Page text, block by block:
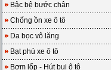
Bậc bệ bước chân
Chống ồn xe ô tô
Da bọc vô lăng
Bạt phủ xe ô tô
Bơm lốp - Hút bụi ô tô